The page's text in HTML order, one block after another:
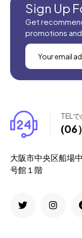
Sign Up
Get
promotions and
TEL
(06
大阪市中央区船場
号館１階